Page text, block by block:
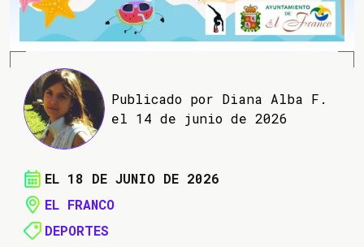
Publicado por Diana Alba F.
el 14 de junio de 2026
EL 18 DE JUNIO DE 2026
EL FRANCO
DEPORTES